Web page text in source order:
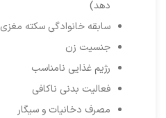
دهد)
سابقه خانوادگی سکته مغزی
جنسیت زن
رژیم غذایی نامناسب
فعالیت بدنی ناکافی
مصرف دخانیات و سیگار